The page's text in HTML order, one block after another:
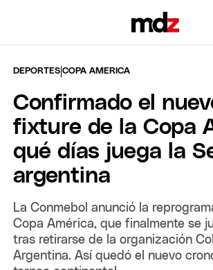
DEPORTES |COPA AMERICA
Confirmado el
fixture de la Copa
qué días juega la
argentina
La Conmebol anunció la
Copa América, que finalmente se
tras retirarse de la organización
Argentina. Así quedó el nuevo